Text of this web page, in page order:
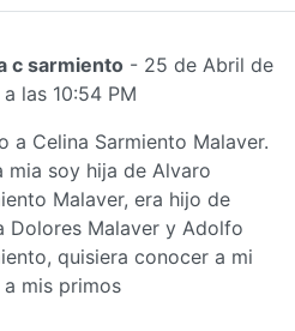
c sarmiento - 25 de Abril de
las 10:54 PM
a Celina Sarmiento Malaver.
mia soy hija de Alvaro
Malaver, era hijo de
Dolores Malaver y Adolfo
quisiera conocer a mi
mis primos